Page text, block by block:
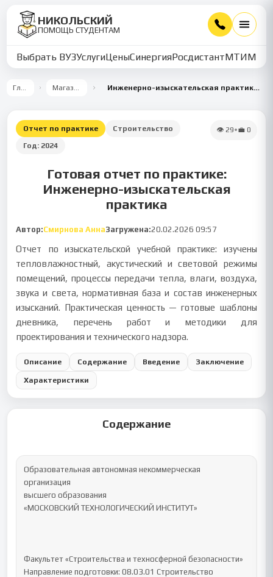
НИКОЛЬСКИЙ
ПОМОЩЬ СТУДЕНТАМ
Выбрать ВУЗУслугиЦеныСинергияРосдистантМТИММУ
Главная Магазин работ Инженерно-изыскательская практика: основы инженерных изысканий и проектирования
Отчет по практике
Строительство
Год: 2024
👁 29•💼 0
Готовая отчет по практике:
Инженерно-изыскательская
практика
Автор:Смирнова АннаЗагружена:20.02.2026 09:57
Отчет по изыскательской учебной практике: изучены
тепловлажностный, акустический и световой режимы
помещений, процессы передачи тепла, влаги, воздуха,
звука и света, нормативная база и состав инженерных
изысканий. Практическая ценность — готовые шаблоны
дневника, перечень работ и методики для
проектирования и технического надзора.
Описание Содержание Введение Заключение
Характеристики
Содержание
Образовательная автономная некоммерческая
организация
высшего образования
«МОСКОВСКИЙ ТЕХНОЛОГИЧЕСКИЙ ИНСТИТУТ»
Факультет «Строительства и техносферной безопасности»
Направление подготовки: 08.03.01 Строительство